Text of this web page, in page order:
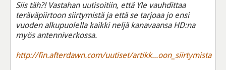
Siis täh?! Vastahan uutisoitiin, että Yle vauhdittaa
teräväpiirtoon siirtymistä ja että se tarjoaa jo ensi
vuoden alkupuolella kaikki neljä kanavaansa HD:na
myös antenniverkossa.
http://fin.afterdawn.com/uutiset/artikk...oon_siirtymista